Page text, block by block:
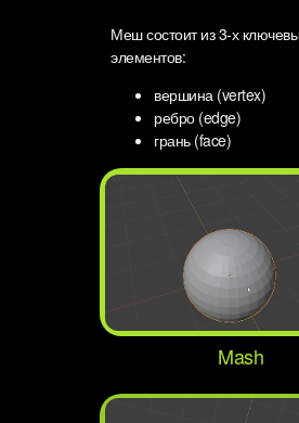
Меш состоит из 3-х
элементов:
вершина (vertex)
ребро (edge)
грань (face)
Mash